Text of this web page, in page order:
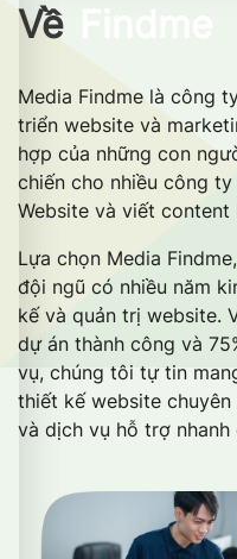
Về
Media Findme là công
triển website và
hợp của những con
chiến cho nhiều công
Website và viết content
Lựa chọn Media
đội ngũ có nhiều năm
kế và quản trị website.
dự án thành công và
vụ, chúng tôi tự tin
thiết kế website
và dịch vụ hỗ trợ nhanh